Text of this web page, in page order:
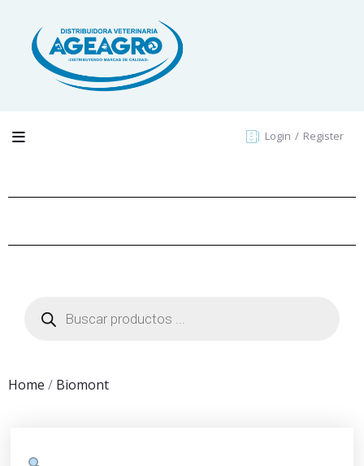
Login Register
Home / Biomont